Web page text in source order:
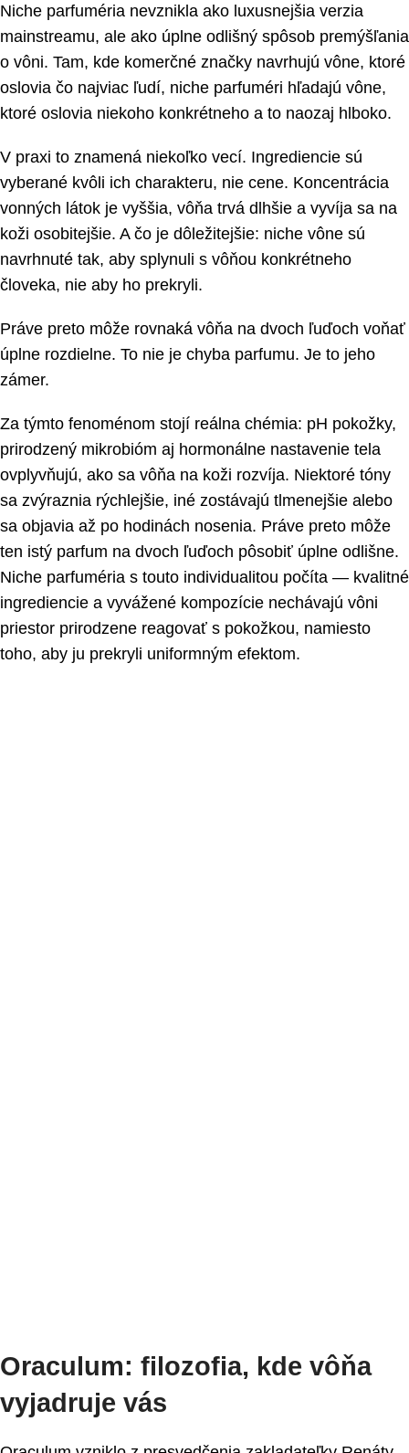
Niche parfuméria nevznikla ako luxusnejšia verzia
mainstreamu, ale ako úplne odlišný spôsob premýšľania
o vôni. Tam, kde komerčné značky navrhujú vône, ktoré
oslovia čo najviac ľudí, niche parfuméri hľadajú vône,
ktoré oslovia niekoho konkrétneho a to naozaj hlboko.
V praxi to znamená niekoľko vecí. Ingrediencie sú
vyberané kvôli ich charakteru, nie cene. Koncentrácia
vonných látok je vyššia, vôňa trvá dlhšie a vyvíja sa na
koži osobitejšie. A čo je dôležitejšie: niche vône sú
navrhnuté tak, aby splynuli s vôňou konkrétneho
človeka, nie aby ho prekryli.
Práve preto môže rovnaká vôňa na dvoch ľuďoch voňať
úplne rozdielne. To nie je chyba parfumu. Je to jeho
zámer.
Za týmto fenoménom stojí reálna chémia: pH pokožky,
prirodzený mikrobióm aj hormonálne nastavenie tela
ovplyvňujú, ako sa vôňa na koži rozvíja. Niektoré tóny
sa zvýraznia rýchlejšie, iné zostávajú tlmenejšie alebo
sa objavia až po hodinách nosenia. Práve preto môže
ten istý parfum na dvoch ľuďoch pôsobiť úplne odlišne.
Niche parfuméria s touto individualitou počíta — kvalitné
ingrediencie a vyvážené kompozície nechávajú vôni
priestor prirodzene reagovať s pokožkou, namiesto
toho, aby ju prekryli uniformným efektom.
Oraculum: filozofia, kde vôňa
vyjadruje vás